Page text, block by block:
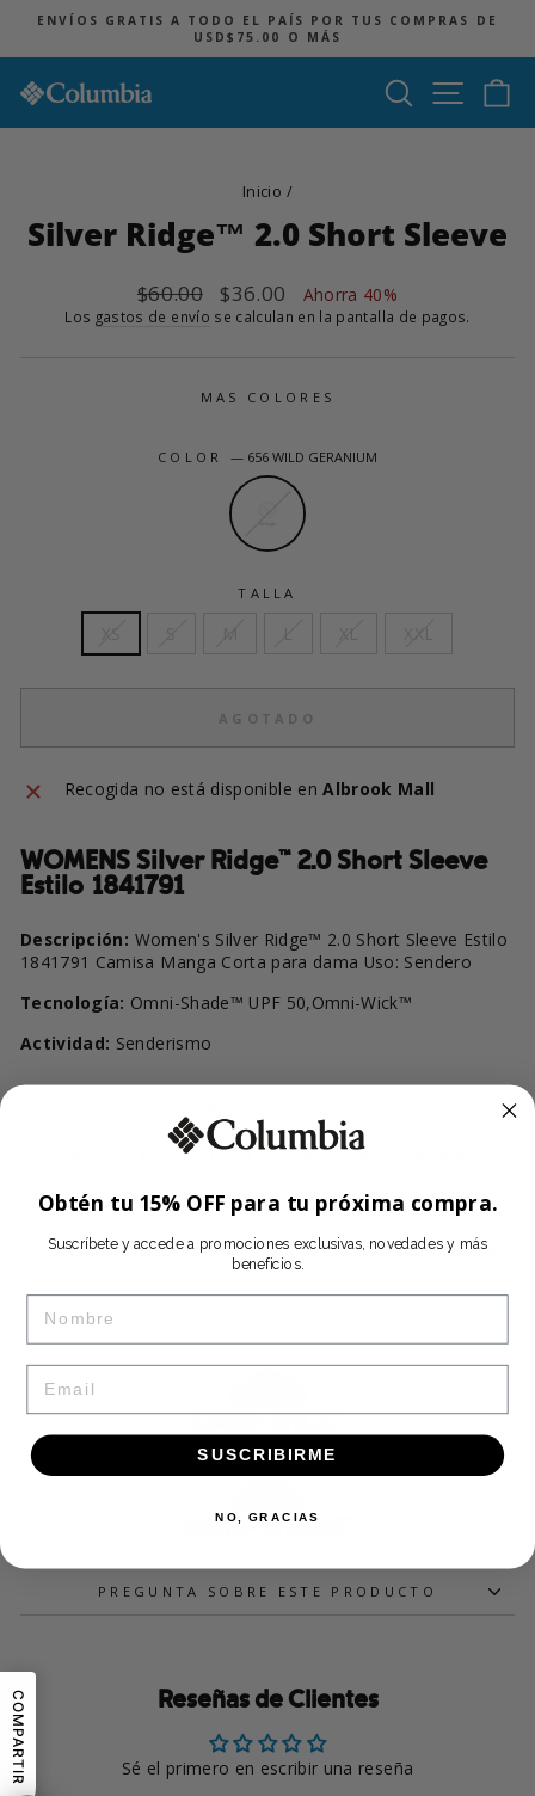
al
contenido
ENVÍOS GRATIS A TODO EL PAÍS POR TUS COMPRAS DE
USD$75.00 O MÁS
Buscar
Inicio /
Silver Ridge™ 2.0 Short Sleeve
Precio
habitual
$60.00
Precio
de
$36.00 Ahorra 40%
Los gastos de envío se calculan en la pantalla de pagos.
MAS COLORES
COLOR — 656 WILD GERANIUM
TALLA
AGOTADO
Recogida no está disponible enAlbrook Mall
WOMENS Silver Ridge™ 2.0 Short Sleeve
Estilo 1841791
Descripción: Women's Silver Ridge™ 2.0 Short Sleeve Estilo
1841791 Camisa Manga Corta para dama Uso: Sendero
Tecnología: Omni-Shade™ UPF 50,Omni-Wick™
Actividad: Senderismo
MATERIALES E INTRUCCIONES DE LAVADO
GUÍA DE TALLAS
INFORMACIÓN DE ENVIOS Y RETIROS EN TIENDA
OMNI-WICK™
OMNI-SHADE™
PREGUNTA SOBRE ESTE PRODUCTO
Reseñas de Clientes
Sé el primero en escribir una reseña
COMPARTIR
Obtén tu 15% OFF para tu próxima compra.
Suscríbete y accede a promociones exclusivas, novedades y más
beneficios.
NAME
EMAIL
SUSCRIBIRME
NO, GRACIAS